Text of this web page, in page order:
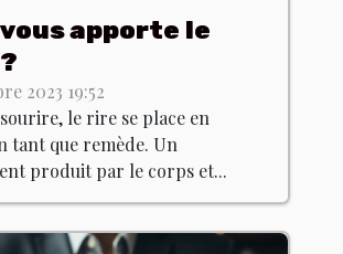
vous apporte le
2023 19:52
le rire se place en
tant que remède. Un
produit par le corps et...